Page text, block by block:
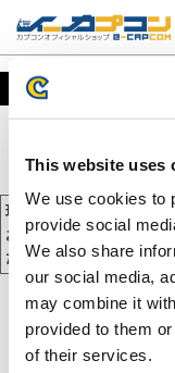
This website uses
We use cookies to
provide social
We also share
our social media,
may combine it
provided to them
of their services.
カート
現在、カートには商品が
お買い物を続けるには
ださい。